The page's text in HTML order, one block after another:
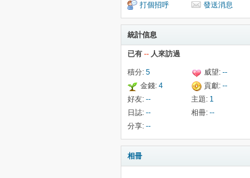
打個招呼
發送消息
統計信息
已有 -- 人來訪過
積分: 5 威望: --
金錢: 4 貢獻: --
好友: -- 主題: 1
日誌: -- 相冊: --
分享: --
相冊